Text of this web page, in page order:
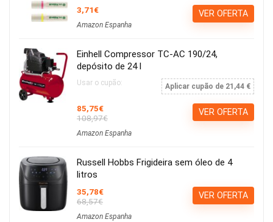
3,71€
Amazon Espanha
VER OFERTA
Einhell Compressor TC-AC 190/24,
depósito de 24 l
Usar o cupão: Aplicar cupão de 21,44 €
85,75€
108,97€
Amazon Espanha
VER OFERTA
Russell Hobbs Frigideira sem óleo de 4
litros
35,78€
68,57€
Amazon Espanha
VER OFERTA